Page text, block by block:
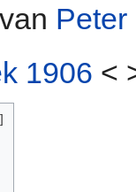
1906 <
]